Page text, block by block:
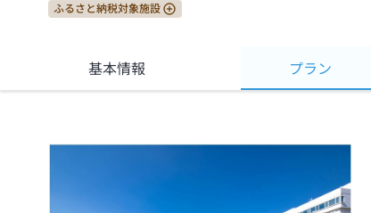
ふるさと納税対象施設
基本情報 プラン